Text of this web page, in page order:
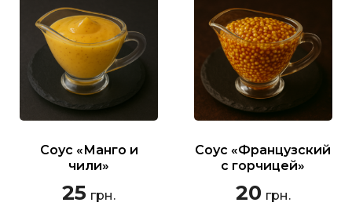
Соус «Манго и
чили»
25 грн.
Соус «Французский
с горчицей»
20 грн.